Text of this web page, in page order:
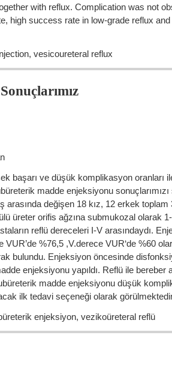
with reflux. Complication was not
high success rate in low-grade reflux
vesicoureteral reflux
ve düşük komplikasyon oranları
madde enjeksiyonu
değişen 18 kız, 12 erkek
üreter orifis ağzına submukozal olarak
reflü dereceleri I-V arasındaydı.
VUR’de %76,5 ,V.derece VUR‘de %60
bulundu. Enjeksiyon öncesinde
enjeksiyonu yapıldı. Reflü ile
madde enjeksiyonu düşük
ilk tedavi seçeneği olarak
enjeksiyon, vezikoüreteral reflü